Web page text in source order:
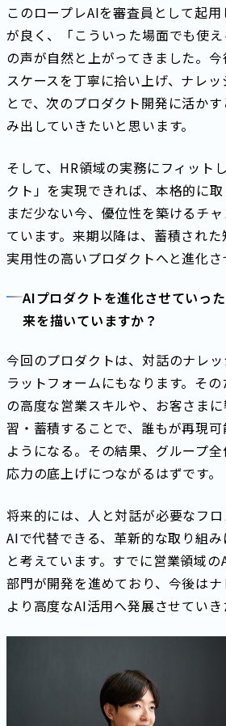
このロープレAIを審査員として起
が良く、「こういった場面でも使
の声が自然と上がってきました。
スケースを丁寧に拾い上げ、ナレ
とで、次のプロダクト開発に活か
み出していきたいと思います。
そして、HR領域の実務にフィット
クト」を実現できれば、本格的に
まだ少ない今、優位性を築けるチ
ています。来期以降は、蓄積され
実用性の高いプロダクトへと進化さ
AIプロダクトを進化させていっ
来を描いていますか？
今回のプロダクトは、対話のナレ
ラットフォームにもなります。そ
の高度な営業スキルや、お客さま
習・蓄積することで、誰もが再現
ようになる。その結果、グループ
応力の底上げにつながるはずです。
将来的には、人と対話が必要なフ
AIで代替できる、革新的な取り組
と考えています。すでに営業領域
部門が開発を進めており、今後はナ
より高度なAI活用へ発展させていき